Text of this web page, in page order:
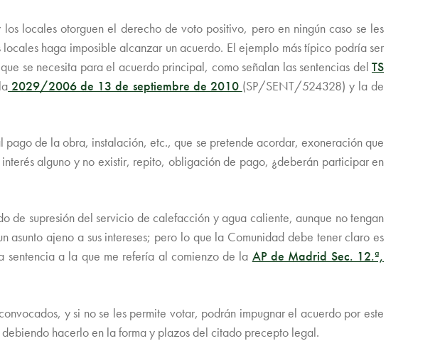
locales otorguen el derecho de voto positivo, pero en ningún caso se les
haga imposible alcanzar un acuerdo. El ejemplo más típico podría ser
se necesita para el acuerdo principal, como señalan las sentencias delTS
2029/2006 de 13 de septiembre de 2010 (SP/SENT/524328) y la de
de la obra, instalación, etc., que se pretende acordar, exoneración que
alguno y no existir, repito, obligación de pago, ¿deberán participar en
de supresión del servicio de calefacción y agua caliente, aunque no tengan
asunto ajeno a sus intereses; pero lo que la Comunidad debe tener claro es
sentencia a la que me refería al comienzo de la AP de Madrid Sec. 12.ª,
y si no se les permite votar, podrán impugnar el acuerdo por este
hacerlo en la forma y plazos del citado precepto legal.